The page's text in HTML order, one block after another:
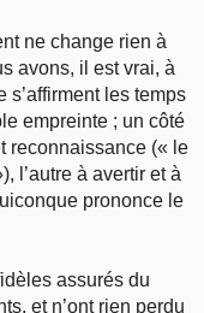
ne change rien à
avons, il est vrai, à
s’affirment les temps
empreinte ; un côté
reconnaissance (« le
l’autre à avertir et à
prononce le
assurés du
et n’ont rien perdu